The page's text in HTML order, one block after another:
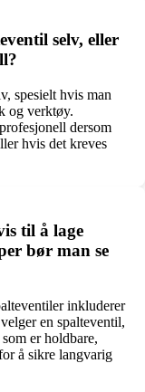
selv, eller
spesielt hvis man
og verktøy.
dersom
hvis det kreves
til å lage
bør man se
inkluderer
en spalteventil,
er holdbare,
å sikre langvarig